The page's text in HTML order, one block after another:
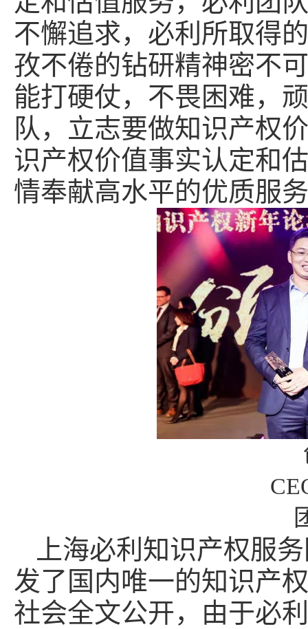
不懈追求，必利所取得
孜不倦的钻研精神密不
能打硬仗，不畏困难，
队，立志要做知识产权
识产权价值事实认定和
情奉献高水平的优质服
上海必利知识产权服
发了国内唯一的知识产
社会全文公开，由于必